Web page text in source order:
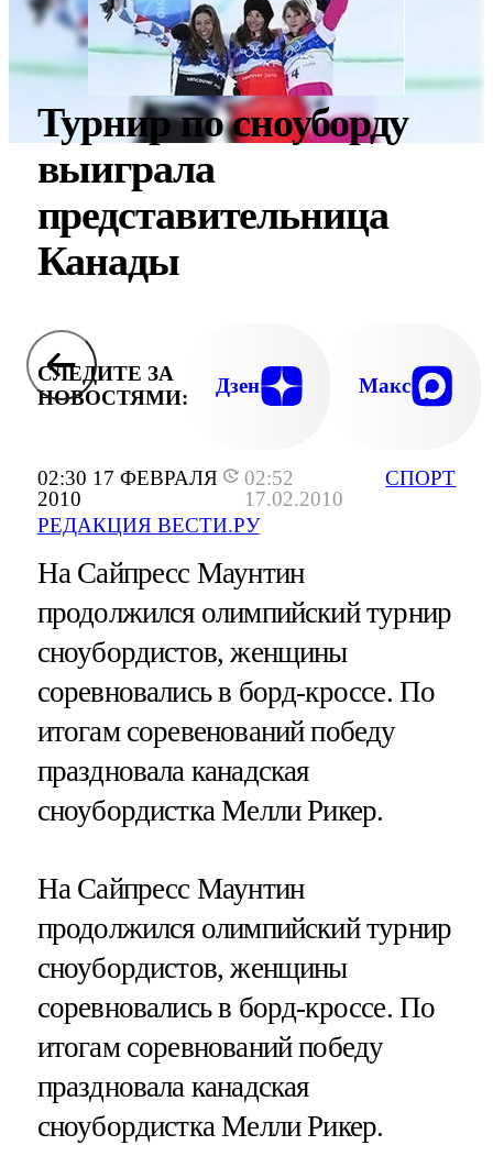
02:30 17 ФЕВРАЛЯ
2010
02:52
17.02.2010
РЕДАКЦИЯ ВЕСТИ.РУ
СПОРТ
Турнир по сноуборду
выиграла
представительница
Канады
СЛЕДИТЕ ЗА
НОВОСТЯМИ:
Дзен Макс
На Сайпресс Маунтин
продолжился олимпийский турнир
сноубордистов, женщины
соревновались в борд-кроссе. По
итогам соревенований победу
праздновала канадская
сноубордистка Мелли Рикер.
На Сайпресс Маунтин
продолжился олимпийский турнир
сноубордистов, женщины
соревновались в борд-кроссе. По
итогам соревнований победу
праздновала канадская
сноубордистка Мелли Рикер.